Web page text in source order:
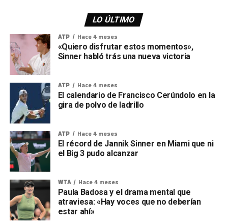
LO ÚLTIMO
ATP Hace 4 meses
«Quiero disfrutar estos momentos»,
Sinner habló trás una nueva victoria
ATP Hace 4 meses
El calendario de Francisco Cerúndolo en la
gira de polvo de ladrillo
ATP Hace 4 meses
El récord de Jannik Sinner en Miami que ni
el Big 3 pudo alcanzar
WTA Hace 4 meses
Paula Badosa y el drama mental que
atraviesa: «Hay voces que no deberían
estar ahí»